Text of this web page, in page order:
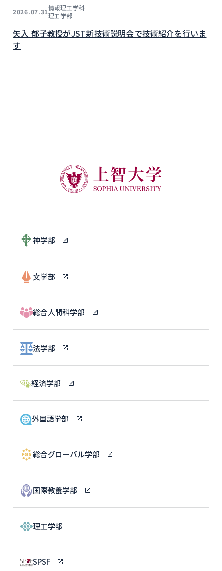
2026.07.31情報理工学科
理工学部
矢入 郁子教授がJST新技術説明会で技術紹介を行いま
す
神学部
文学部
総合人間科学部
法学部
経済学部
外国語学部
総合グローバル学部
国際教養学部
理工学部
SPSF